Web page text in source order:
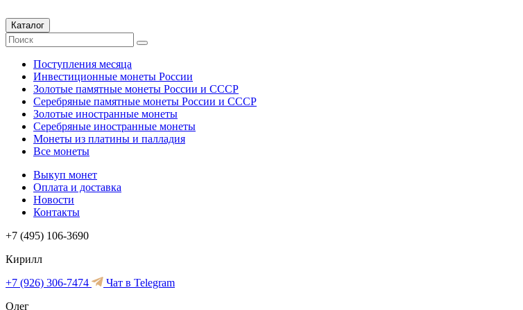
Каталог
Поступления месяца
Инвестиционные монеты России
Золотые памятные монеты России и СССР
Серебряные памятные монеты России и СССР
Золотые иностранные монеты
Серебряные иностранные монеты
Монеты из платины и палладия
Все монеты
Выкуп монет
Оплата и доставка
Новости
Контакты
+7 (495) 106-3690
Кирилл
+7 (926) 306-7474
Чат в Telegram
Олег